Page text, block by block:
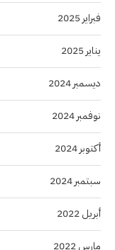
فبراير 2025
يناير 2025
ديسمبر 2024
نوفمبر 2024
أكتوبر 2024
سبتمبر 2024
أبريل 2022
مارس 2022